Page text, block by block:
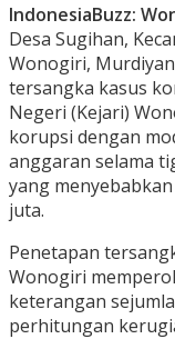
IndonesiaBuzz:
Desa Sugihan,
Wonogiri,
tersangka kasus
Negeri (Kejari)
korupsi dengan
anggaran selama
yang
juta.
Penetapan
Wonogiri
keterangan
perhitungan